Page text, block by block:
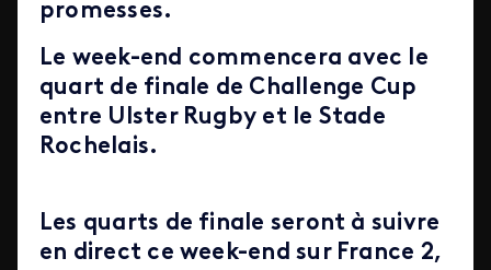
promesses.
Le week-end commencera avec le
quart de finale de Challenge Cup
entre Ulster Rugby et le Stade
Rochelais.
Les quarts de finale seront à suivre
en direct ce week-end sur France 2,